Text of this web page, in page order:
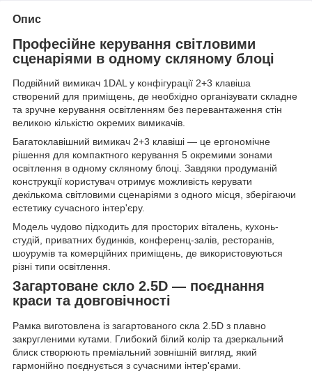
Опис
Професійне керування світловими
сценаріями в одному скляному блоці
Подвійний вимикач 1DAL у конфігурації 2+3 клавіша
створений для приміщень, де необхідно організувати складне
та зручне керування освітленням без перевантаження стін
великою кількістю окремих вимикачів.
Багатоклавішний вимикач 2+3 клавіші — це ергономічне
рішення для компактного керування 5 окремими зонами
освітлення в одному скляному блоці. Завдяки продуманій
конструкції користувач отримує можливість керувати
декількома світловими сценаріями з одного місця, зберігаючи
естетику сучасного інтер'єру.
Модель чудово підходить для просторих віталень, кухонь-
студій, приватних будинків, конференц-залів, ресторанів,
шоурумів та комерційних приміщень, де використовуються
різні типи освітлення.
Загартоване скло 2.5D — поєднання
краси та довговічності
Рамка виготовлена із загартованого скла 2.5D з плавно
закругленими кутами. Глибокий білий колір та дзеркальний
блиск створюють преміальний зовнішній вигляд, який
гармонійно поєднується з сучасними інтер'єрами.